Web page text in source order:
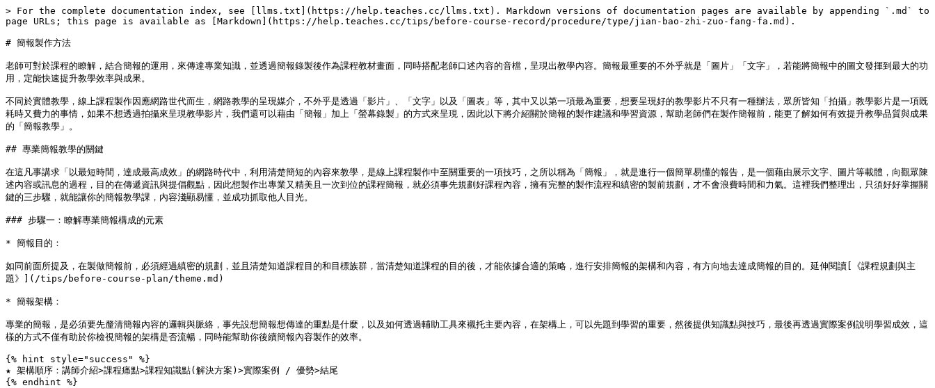
> For the complete documentation index, see [llms.txt](https://help.teaches.cc/llms.txt). Markdown versions of documentation pages are available by appending `.md` to
page URLs; this page is available as [Markdown](https://help.teaches.cc/tips/before-course-record/procedure/type/jian-bao-zhi-zuo-fang-fa.md).
# 簡報製作方法
老師可對於課程的瞭解，結合簡報的運用，來傳達專業知識，並透過簡報錄製後作為課程教材畫面，同時搭配老師口述內容的音檔，呈現出教學內容。簡報最重要的不外乎就是「圖片」「文字」，若能將簡報中的圖文發揮到最大的功
用，定能快速提升教學效率與成果。
不同於實體教學，線上課程製作因應網路世代而生，網路教學的呈現媒介，不外乎是透過「影片」、「文字」以及「圖表」等，其中又以第一項最為重要，想要呈現好的教學影片不只有一種辦法，眾所皆知「拍攝」教學影片是一項既
耗時又費力的事情，如果不想透過拍攝來呈現教學影片，我們還可以藉由「簡報」加上「螢幕錄製」的方式來呈現，因此以下將介紹關於簡報的製作建議和學習資源，幫助老師們在製作簡報前，能更了解如何有效提升教學品質與成果
的「簡報教學」。
## 專業簡報教學的關鍵
在這凡事講求「以最短時間，達成最高成效」的網路時代中，利用清楚簡短的內容來教學，是線上課程製作中至關重要的一項技巧，之所以稱為「簡報」，就是進行一個簡單易懂的報告，是一個藉由展示文字、圖片等載體，向觀眾陳
述內容或訊息的過程，目的在傳遞資訊與提倡觀點，因此想製作出專業又精美且一次到位的課程簡報，就必須事先規劃好課程內容，擁有完整的製作流程和縝密的製前規劃，才不會浪費時間和力氣。這裡我們整理出，只須好好掌握關
鍵的三步驟，就能讓你的簡報教學課，內容淺顯易懂，並成功抓取他人目光。
### 步驟一：瞭解專業簡報構成的元素
* 簡報目的：
如同前面所提及，在製做簡報前，必須經過縝密的規劃，並且清楚知道課程目的和目標族群，當清楚知道課程的目的後，才能依據合適的策略，進行安排簡報的架構和內容，有方向地去達成簡報的目的。延伸閱讀[《課程規劃與主
題》](/tips/before-course-plan/theme.md)
* 簡報架構：
專業的簡報，是必須要先釐清簡報內容的邏輯與脈絡，事先設想簡報想傳達的重點是什麼，以及如何透過輔助工具來襯托主要內容，在架構上，可以先題到學習的重要，然後提供知識點與技巧，最後再透過實際案例說明學習成效，這
樣的方式不僅有助於你檢視簡報的架構是否流暢，同時能幫助你後續簡報內容製作的效率。
{% hint style="success" %}
★ 架構順序：講師介紹>課程痛點>課程知識點(解決方案)>實際案例 / 優勢>結尾
{% endhint %}